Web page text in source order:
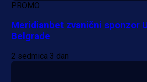
PROMO
Meridianbet zvanični sponzor
Belgrade
2 sedmica 3 dan